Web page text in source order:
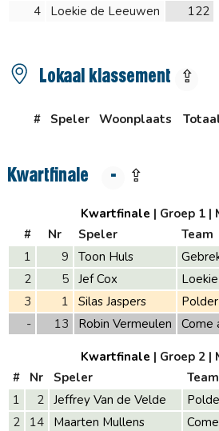
4
Loekie de Leeuwen 122
Lokaal klassement ⇪
# Speler Woonplaats
Kwartfinale - ⇪
Kwartfinale | Groep 1|
#
Nr Speler Team
1
9 Toon Huls
2
5 Jef Cox
3
1 Silas Jaspers
-
13 Robin Vermeulen Come
Kwartfinale | Groep 2|
#
Nr Speler Team
1
2 Jeffrey Van de Velde
2
14 Maarten Mullens